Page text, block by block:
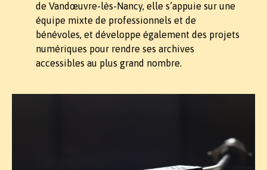
de Vandœuvre-lès-Nancy, elle s’appuie sur une
équipe mixte de professionnels et de
bénévoles, et développe également des projets
numériques pour rendre ses archives
accessibles au plus grand nombre.